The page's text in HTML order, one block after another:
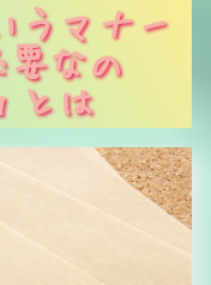
うマナー
なの
とは